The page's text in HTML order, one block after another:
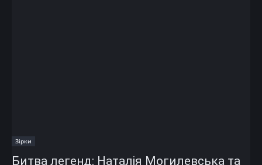
Зірки
Битва легенд: Наталія Могилевська та